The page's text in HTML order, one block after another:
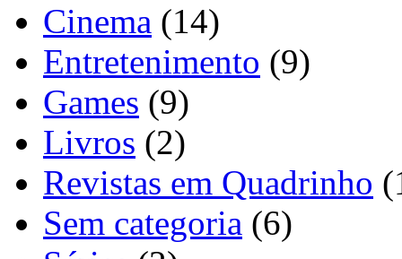
Cinema (14)
Entretenimento (9)
Games (9)
Livros (2)
Revistas em Quadrinho
Sem categoria (6)